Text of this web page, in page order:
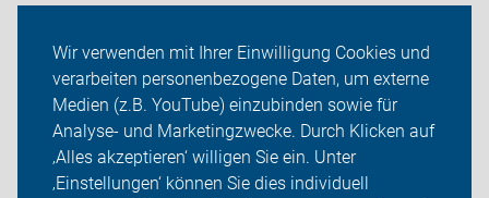
Wir verwenden mit Ihrer Einwilligung Cookies und
verarbeiten personenbezogene Daten, um externe
Medien (z.B. YouTube) einzubinden sowie für
Analyse- und Marketingzwecke. Durch Klicken auf
‚Alles akzeptieren‘ willigen Sie ein. Unter
‚Einstellungen‘ können Sie dies individuell
ADFC Löhne
Sei dabei
Presse